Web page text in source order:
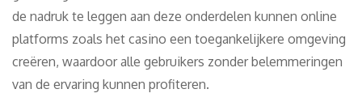
de nadruk te leggen aan deze onderdelen kunnen online
platforms zoals het casino een toegankelijkere omgeving
creëren, waardoor alle gebruikers zonder belemmeringen
van de ervaring kunnen profiteren.